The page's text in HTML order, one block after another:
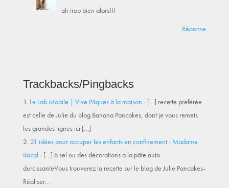
ah trop bien alors!!!
Réponse
Trackbacks/Pingbacks
Le Lab Mobile | Vive Pâques à la maison - […] recette préférée
est celle de Julie du blog Banana Pancakes, dont je vous remets
les grandes lignes ici […]
21 idées pour occuper les enfants en confinement - Madame
Bocal - […] à sel ou des décorations à la pâte auto-
durcissanteVous trouverez la recette sur le blog de Julie Pancakes-
Réaliser…